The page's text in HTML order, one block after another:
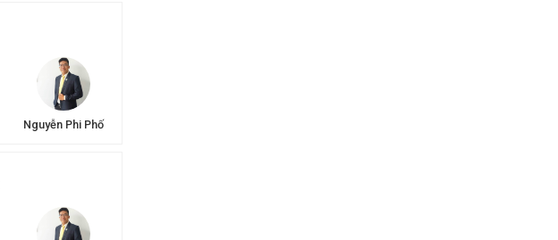
Nguyễn Phi Phố